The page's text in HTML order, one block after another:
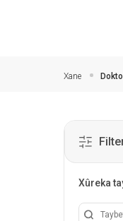
Xane
Xûreka